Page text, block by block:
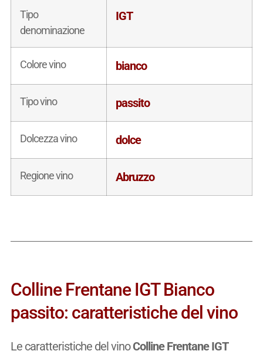
Tipo
denominazione
IGT
Colore vino bianco
Tipo vino passito
Dolcezza vino dolce
Regione vino Abruzzo
Colline Frentane IGT Bianco
passito: caratteristiche del vino
Le caratteristiche del vinoColline Frentane IGT